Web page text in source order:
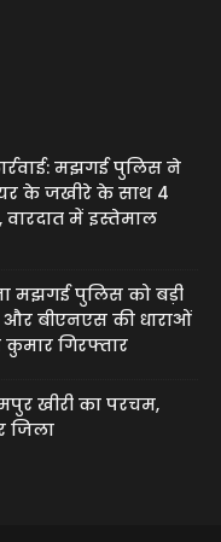
मझगई पुलिस ने
के जखीरे के साथ 4
वारदात में इस्तेमाल
मझगई पुलिस को बड़ी
और बीएनएस की धाराओं
गिरफ्तार
खीरी का परचम,
जिला